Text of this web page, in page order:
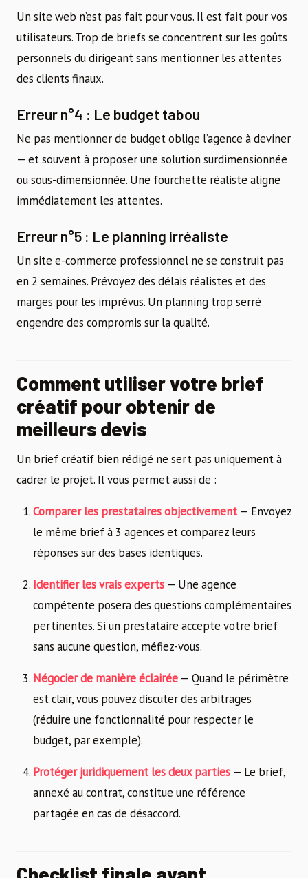
Un site web n’est pas fait pour vous. Il est fait pour vos
utilisateurs. Trop de briefs se concentrent sur les goûts
personnels du dirigeant sans mentionner les attentes
des clients finaux.
Erreur n°4 : Le budget tabou
Ne pas mentionner de budget oblige l’agence à deviner
— et souvent à proposer une solution surdimensionnée
ou sous-dimensionnée. Une fourchette réaliste aligne
immédiatement les attentes.
Erreur n°5 : Le planning irréaliste
Un site e-commerce professionnel ne se construit pas
en 2 semaines. Prévoyez des délais réalistes et des
marges pour les imprévus. Un planning trop serré
engendre des compromis sur la qualité.
Comment utiliser votre brief
créatif pour obtenir de
meilleurs devis
Un brief créatif bien rédigé ne sert pas uniquement à
cadrer le projet. Il vous permet aussi de :
Comparer les prestataires objectivement — Envoyez
le même brief à 3 agences et comparez leurs
réponses sur des bases identiques.
Identifier les vrais experts — Une agence
compétente posera des questions complémentaires
pertinentes. Si un prestataire accepte votre brief
sans aucune question, méfiez-vous.
Négocier de manière éclairée — Quand le périmètre
est clair, vous pouvez discuter des arbitrages
(réduire une fonctionnalité pour respecter le
budget, par exemple).
Protéger juridiquement les deux parties — Le brief,
annexé au contrat, constitue une référence
partagée en cas de désaccord.